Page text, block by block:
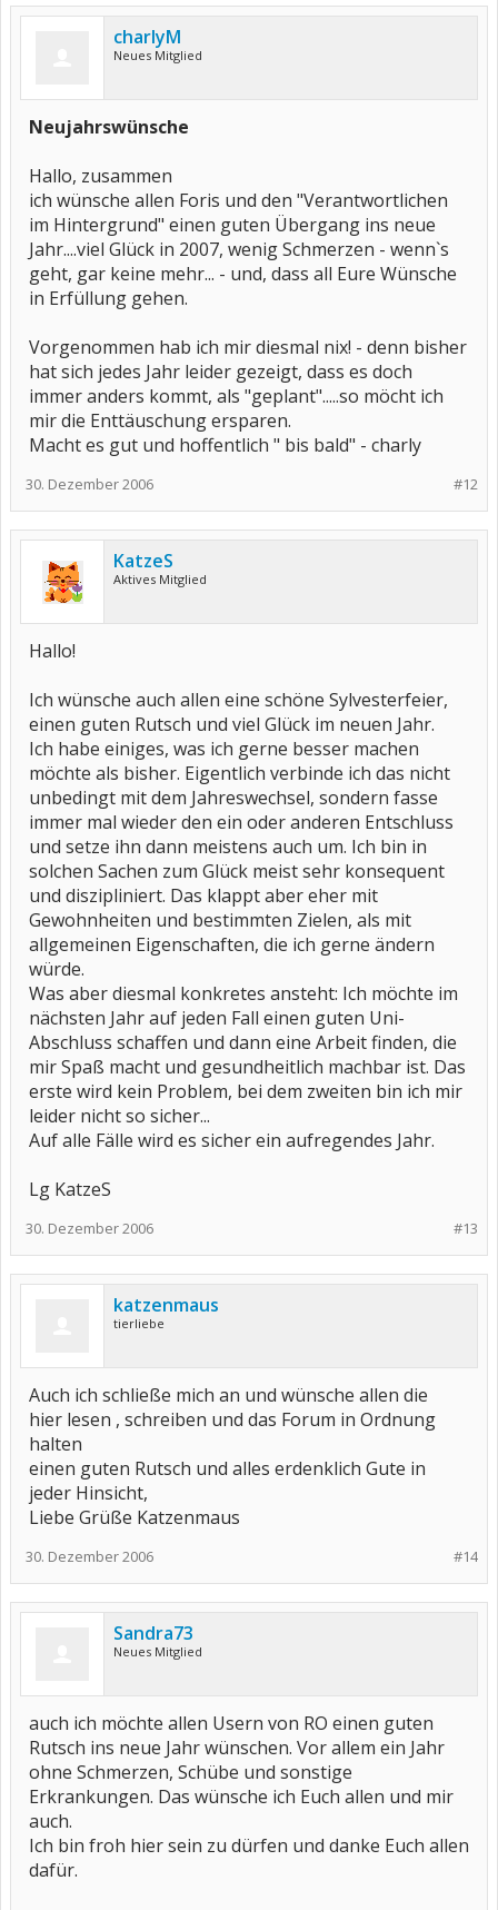
charlyM
Neues Mitglied
Neujahrswünsche
Hallo, zusammen
ich wünsche allen Foris und den "Verantwortlichen
im Hintergrund" einen guten Übergang ins neue
Jahr....viel Glück in 2007, wenig Schmerzen - wenn`s
geht, gar keine mehr... - und, dass all Eure Wünsche
in Erfüllung gehen.
Vorgenommen hab ich mir diesmal nix! - denn bisher
hat sich jedes Jahr leider gezeigt, dass es doch
immer anders kommt, als "geplant".....so möcht ich
mir die Enttäuschung ersparen.
Macht es gut und hoffentlich " bis bald" - charly
#12
30. Dezember 2006
KatzeS
Aktives Mitglied
Hallo!
Ich wünsche auch allen eine schöne Sylvesterfeier,
einen guten Rutsch und viel Glück im neuen Jahr.
Ich habe einiges, was ich gerne besser machen
möchte als bisher. Eigentlich verbinde ich das nicht
unbedingt mit dem Jahreswechsel, sondern fasse
immer mal wieder den ein oder anderen Entschluss
und setze ihn dann meistens auch um. Ich bin in
solchen Sachen zum Glück meist sehr konsequent
und diszipliniert. Das klappt aber eher mit
Gewohnheiten und bestimmten Zielen, als mit
allgemeinen Eigenschaften, die ich gerne ändern
würde.
Was aber diesmal konkretes ansteht: Ich möchte im
nächsten Jahr auf jeden Fall einen guten Uni-
Abschluss schaffen und dann eine Arbeit finden, die
mir Spaß macht und gesundheitlich machbar ist. Das
erste wird kein Problem, bei dem zweiten bin ich mir
leider nicht so sicher...
Auf alle Fälle wird es sicher ein aufregendes Jahr.
Lg KatzeS
#13
30. Dezember 2006
katzenmaus
tierliebe
Auch ich schließe mich an und wünsche allen die
hier lesen , schreiben und das Forum in Ordnung
halten
einen guten Rutsch und alles erdenklich Gute in
jeder Hinsicht,
Liebe Grüße Katzenmaus
#14
30. Dezember 2006
Sandra73
Neues Mitglied
auch ich möchte allen Usern von RO einen guten
Rutsch ins neue Jahr wünschen. Vor allem ein Jahr
ohne Schmerzen, Schübe und sonstige
Erkrankungen. Das wünsche ich Euch allen und mir
auch.
Ich bin froh hier sein zu dürfen und danke Euch allen
dafür.